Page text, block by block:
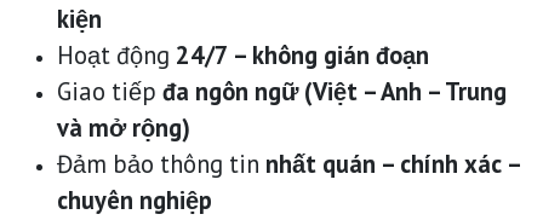
kiện
Hoạt động 24/7 – không gián đoạn
Giao tiếp đa ngôn ngữ (Việt – Anh – Trung
và mở rộng)
Đảm bảo thông tin nhất quán – chính xác –
chuyên nghiệp